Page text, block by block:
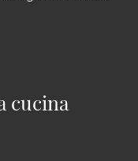
cucina